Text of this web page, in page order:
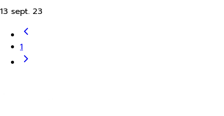
13 sept. 23
1